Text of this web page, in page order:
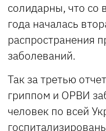
солидарны, что со
года началась
распространения
заболеваний.
Так за третью
гриппом и ОРВИ
человек по всей